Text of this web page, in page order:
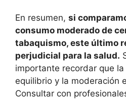
En resumen, si
consumo moderado de
tabaquismo, este último
perjudicial para la salud.
importante recordar que
equilibrio y la moderación
Consultar con